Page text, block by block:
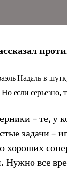
Надаль в
если серьезно,
– те, у
задачи –
хороших
Нужно все